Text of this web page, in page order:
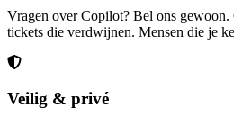
Vragen over Copilot? Bel ons gewoon.
tickets die verdwijnen. Mensen die je
Veilig & privé